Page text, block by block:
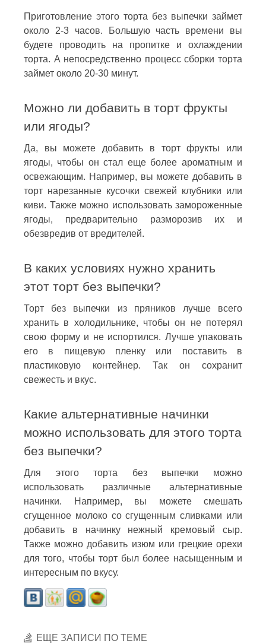
Приготовление этого торта без выпечки займет
около 2-3 часов. Большую часть времени вы
будете проводить на пропитке и охлаждении
торта. А непосредственно процесс сборки торта
займет около 20-30 минут.
Можно ли добавить в торт фрукты
или ягоды?
Да, вы можете добавить в торт фрукты или
ягоды, чтобы он стал еще более ароматным и
освежающим. Например, вы можете добавить в
торт нарезанные кусочки свежей клубники или
киви. Также можно использовать замороженные
ягоды, предварительно разморозив их и
обезвредив от вредителей.
В каких условиях нужно хранить
этот торт без выпечки?
Торт без выпечки из пряников лучше всего
хранить в холодильнике, чтобы он не потерял
свою форму и не испортился. Лучше упаковать
его в пищевую пленку или поставить в
пластиковую контейнер. Так он сохранит
свежесть и вкус.
Какие альтернативные начинки
можно использовать для этого торта
без выпечки?
Для этого торта без выпечки можно
использовать различные альтернативные
начинки. Например, вы можете смешать
сгущенное молоко со сгущенным сливками или
добавить в начинку нежный кремовый сыр.
Также можно добавить изюм или грецкие орехи
для того, чтобы торт был более насыщенным и
интересным по вкусу.
ЕЩЕ ЗАПИСИ ПО ТЕМЕ